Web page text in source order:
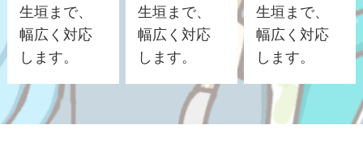
生垣まで、
幅広く対応
します。
生垣まで、
幅広く対応
します。
生垣まで、
幅広く対応
します。